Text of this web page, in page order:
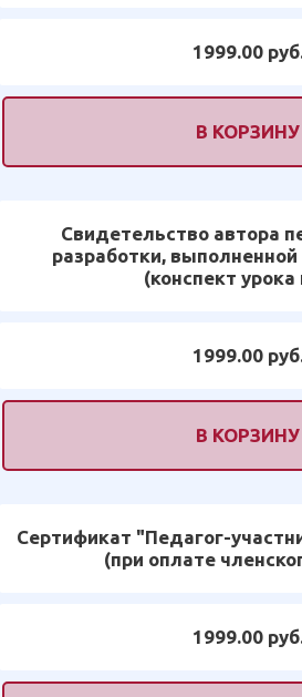
1999.00
В КОРЗИНУ
Свидетельство автора
разработки, выполненной
(конспект урока
1999.00
В КОРЗИНУ
Сертификат "Педагог-
(при оплате
1999.00